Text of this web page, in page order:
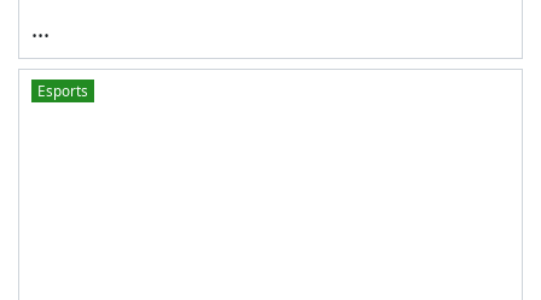
...
Esports